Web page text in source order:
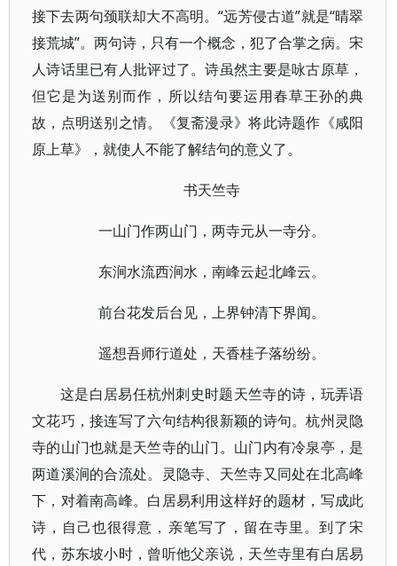
接下去两句颈联却大不高明。“远芳侵古道”就是“晴翠
接荒城”。两句诗，只有一个概念，犯了合掌之病。宋
人诗话里已有人批评过了。诗虽然主要是咏古原草，
但它是为送别而作，所以结句要运用春草王孙的典
故，点明送别之情。《复斋漫录》将此诗题作《咸阳
原上草》，就使人不能了解结句的意义了。
书天竺寺
一山门作两山门，两寺元从一寺分。
东涧水流西涧水，南峰云起北峰云。
前台花发后台见，上界钟清下界闻。
遥想吾师行道处，天香桂子落纷纷。
这是白居易任杭州刺史时题天竺寺的诗，玩弄语
文花巧，接连写了六句结构很新颖的诗句。杭州灵隐
寺的山门也就是天竺寺的山门。山门内有冷泉亭，是
两道溪涧的合流处。灵隐寺、天竺寺又同处在北高峰
下，对着南高峰。白居易利用这样好的题材，写成此
诗，自己也很得意，亲笔写了，留在寺里。到了宋
代，苏东坡小时，曾听他父亲说，天竺寺里有白居易